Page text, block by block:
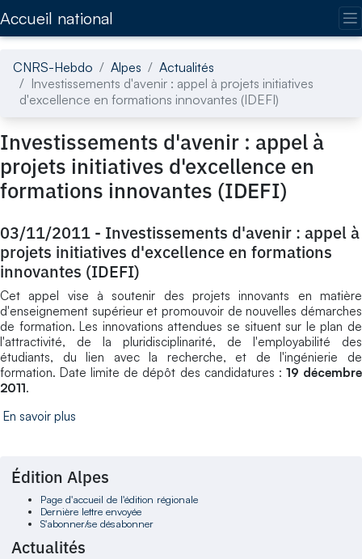
Accueil national
CNRS-Hebdo Alpes
Actualités
Investissements d'avenir : appel à projets initiatives
d'excellence en formations innovantes (IDEFI)
Investissements d'avenir : appel à
projets initiatives d'excellence en
formations innovantes (IDEFI)
03/11/2011 - Investissements d'avenir : appel à
projets initiatives d'excellence en formations
innovantes (IDEFI)
Cet appel vise à soutenir des projets innovants en matière
d'enseignement supérieur et promouvoir de nouvelles démarches
de formation. Les innovations attendues se situent sur le plan de
l'attractivité, de la pluridisciplinarité, de l'employabilité des
étudiants, du lien avec la recherche, et de l'ingénierie de
formation. Date limite de dépôt des candidatures : 19 décembre
2011.
En savoir plus
Édition Alpes
Page d'accueil de l'édition régionale
Dernière lettre envoyée
S'abonner/se désabonner
Actualités